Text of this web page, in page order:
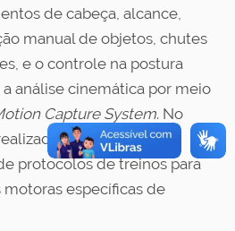
de cabeça, alcance,
manual de objetos, chutes
e o controle na postura
análise cinemática por meio
Capture System. No
pesquisas que
protocolos de treinos para
específicas de